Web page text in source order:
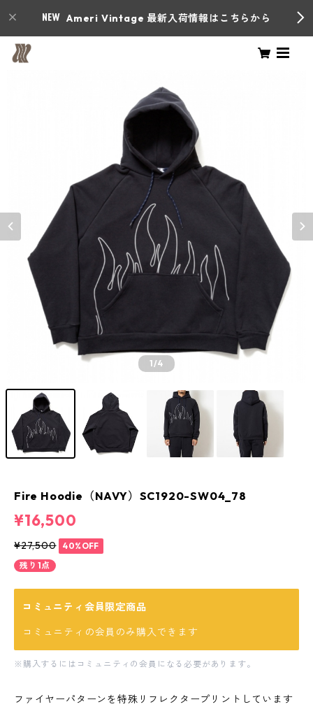
Ameri Vintage 最新入荷情報はこちらから
1/4
Fire Hoodie（NAVY）SC1920-SW04_78
¥16,500
¥27,500
40%OFF
残り1点
コミュニティ会員限定商品
コミュニティの会員のみ購入できます
※購入するにはコミュニティの会員になる必要があります。
ファイヤーパターンを特殊リフレクタープリントしています